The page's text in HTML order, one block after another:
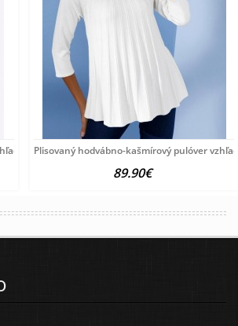
Création
Plisovaný hodvábno-kašmírový pulóver
89.90€